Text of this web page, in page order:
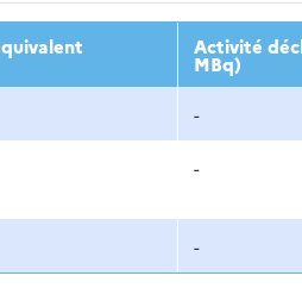
2018 2019
Activité
MBq)
-
-
-